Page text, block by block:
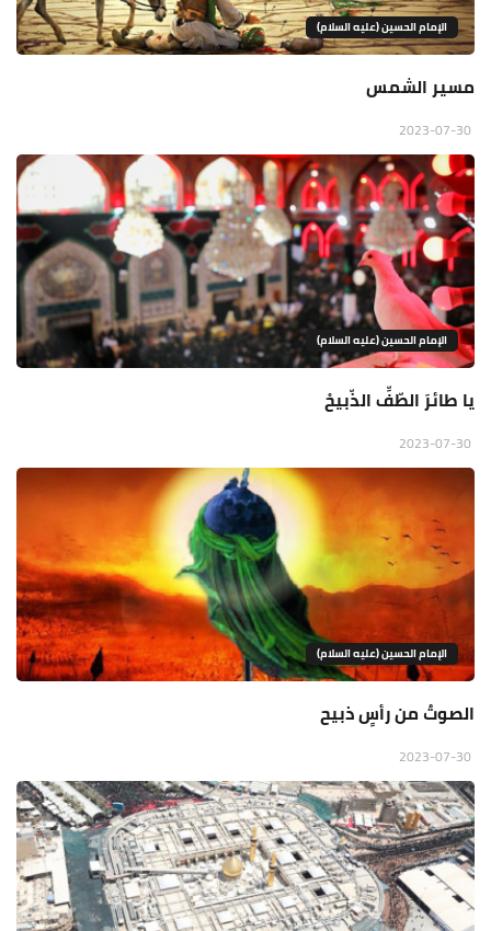
الإمام الحسين (عليه السلام)
مسير الشمس
الإمام الحسين (عليه السلام)
يا طائرَ الطّفِّ الذّبيحْ
الإمام الحسين (عليه السلام)
الصوتُ من رأسٍ ذبيح